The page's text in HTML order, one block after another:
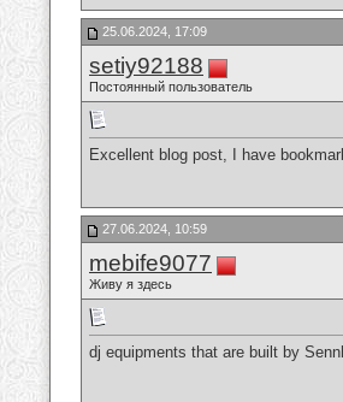
25.06.2024, 17:09
setiy92188
Постоянный пользователь
Excellent blog post, I have
27.06.2024, 10:59
mebife9077
Живу я здесь
dj equipments that are built by